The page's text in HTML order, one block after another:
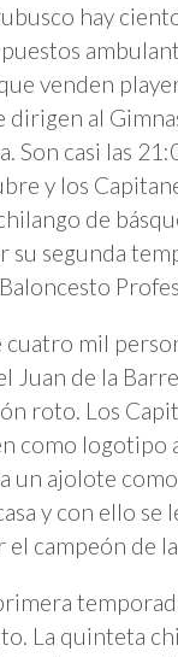
hay
venden
dirigen al
Son casi las
y los
de
su segunda
cuatro mil
Juan de la
roto. Los
como logotipo
un ajolote
y con ello se
campeón de
La quinteta